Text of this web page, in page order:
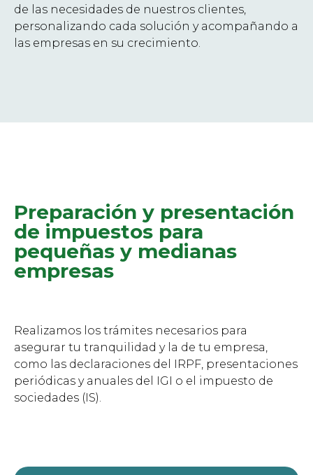
de las necesidades de nuestros clientes,
personalizando cada solución y acompañando a
las empresas en su crecimiento.
Preparación y presentación
de impuestos para
pequeñas y medianas
empresas
Realizamos los trámites necesarios para
asegurar tu tranquilidad y la de tu empresa,
como las declaraciones del IRPF, presentaciones
periódicas y anuales del IGI o el impuesto de
sociedades (IS).